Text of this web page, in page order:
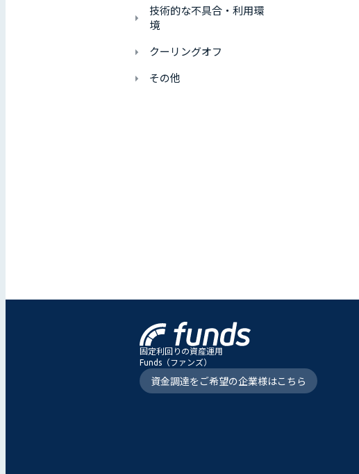
技術的な不具合・利用環
境
クーリングオフ
その他
固定利回りの資産運用
Funds（ファンズ）
資金調達をご希望の企業様はこちら